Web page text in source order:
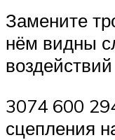
Замените
нём видны
3074 600
сцепления